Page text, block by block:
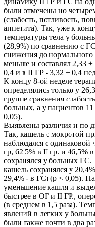
были отмечены но
(слабость, потливость,
аппетита). Так, уже к
температуры тела у
(28,9%) по сравнению с
снижения до
меньше и составлял 2,33
0,4 и в II ГР - 3,32 ± 0,4
К концу 8-ой неделе
определялись только у
группе сравнения
больных, а у пациентов
0,05).
Выявлены различия и по
Так, кашель с мокротой
наблюдался с одинаковой
гр, 62,5% в II гр. и 46,5%
сохранялся у больных
кашель сохранялся у
29,4% - в ГС) (р < 0,05).
уменьшение кашля и
быстрее в ОГ и II ГР.,
(в среднем в 1,5 раза).
явлений в легких у
были также почти в два